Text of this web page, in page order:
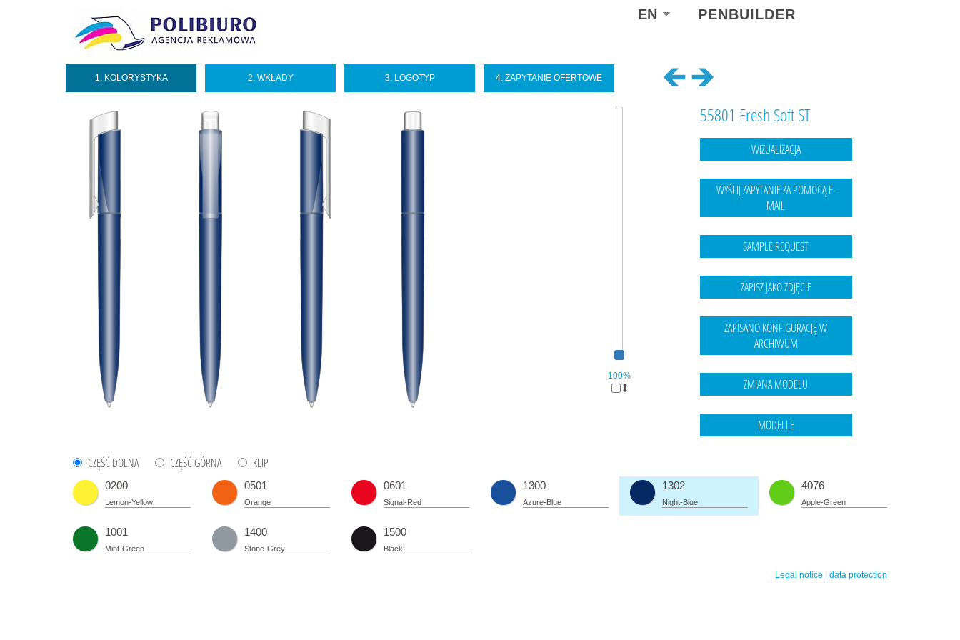
PENBUILDER
Select
yourEN
1. KOLORYSTYKA 2. WKŁADY 3. LOGOTYP 4. ZAPYTANIE OFERTOWE
100%
55801 Fresh Soft ST
CZĘŚĆ DOLNA CZĘŚĆ GÓRNA KLIP
0200
Lemon-Yellow
0501
Orange
0601
Signal-Red
1300
Azure-Blue
1302
Night-Blue
4076
Apple-Green
1001
Mint-Green
1400
Stone-Grey
1500
Black
Legal notice data protection